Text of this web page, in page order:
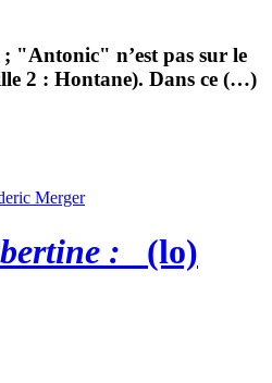
; "Antonic" n’est pas sur le
2 : Hontane). Dans ce (…)
Merger
: (lo)